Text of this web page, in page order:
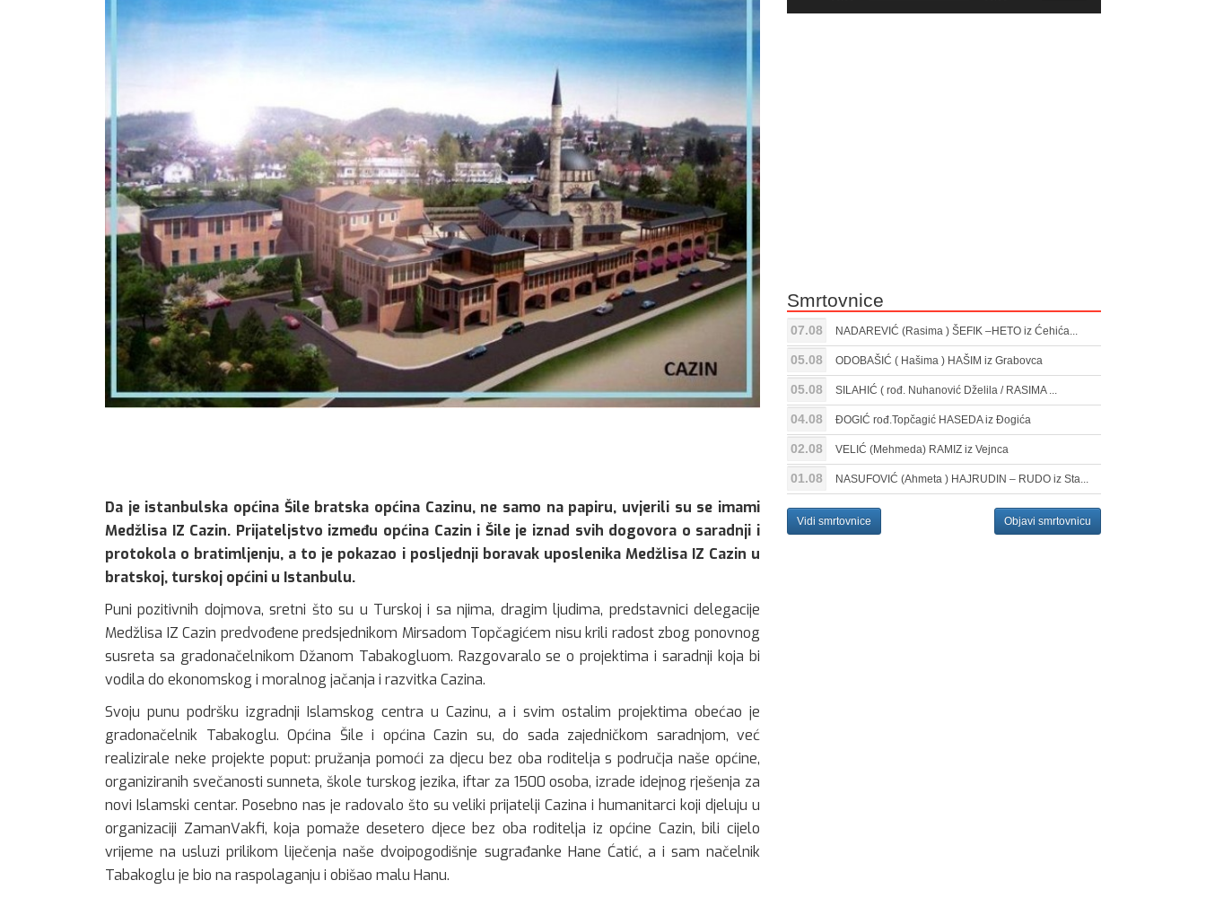
Da je istanbulska općina Šile bratska općina Cazinu, ne samo na papiru, uvjerili su se imami
Medžlisa IZ Cazin. Prijateljstvo između općina Cazin i Šile je iznad svih dogovora o saradnji i
protokola o bratimljenju, a to je pokazao i posljednji boravak uposlenika Medžlisa IZ Cazin u
bratskoj, turskoj općini u Istanbulu.
Puni pozitivnih dojmova, sretni što su u Turskoj i sa njima, dragim ljudima, predstavnici delegacije
Medžlisa IZ Cazin predvođene predsjednikom Mirsadom Topčagićem nisu krili radost zbog ponovnog
susreta sa gradonačelnikom Džanom Tabakogluom. Razgovaralo se o projektima i saradnji koja bi
vodila do ekonomskog i moralnog jačanja i razvitka Cazina.
Svoju punu podršku izgradnji Islamskog centra u Cazinu, a i svim ostalim projektima obećao je
gradonačelnik Tabakoglu. Općina Šile i općina Cazin su, do sada zajedničkom saradnjom, već
realizirale neke projekte poput: pružanja pomoći za djecu bez oba roditelja s područja naše općine,
organiziranih svečanosti sunneta, škole turskog jezika, iftar za 1500 osoba, izrade idejnog rješenja za
novi Islamski centar. Posebno nas je radovalo što su veliki prijatelji Cazina i humanitarci koji djeluju u
organizaciji ZamanVakfi, koja pomaže desetero djece bez oba roditelja iz općine Cazin, bili cijelo
vrijeme na usluzi prilikom liječenja naše dvoipogodišnje sugrađanke Hane Ćatić, a i sam načelnik
Tabakoglu je bio na raspolaganju i obišao malu Hanu.
Gore/Dole
Smrtovnice
07.08 NADAREVIĆ (Rasima ) ŠEFIK –HETO iz Ćehića...
05.08 ODOBAŠIĆ ( Hašima ) HAŠIM iz Grabovca
05.08 SILAHIĆ ( rođ. Nuhanović Dželila / RASIMA ...
04.08 ĐOGIĆ rođ.Topčagić HASEDA iz Đogića
02.08 VELIĆ (Mehmeda) RAMIZ iz Vejnca
01.08 NASUFOVIĆ (Ahmeta ) HAJRUDIN – RUDO iz Sta...
Vidi smrtovnice Objavi smrtovnicu